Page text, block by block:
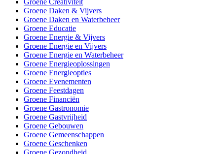
Groene Creativiteit
Groene Daken & Vijvers
Groene Daken en Waterbeheer
Groene Educatie
Groene Energie & Vijvers
Groene Energie en Vijvers
Groene Energie en Waterbeheer
Groene Energieoplossingen
Groene Energieopties
Groene Evenementen
Groene Feestdagen
Groene Financiën
Groene Gastronomie
Groene Gastvrijheid
Groene Gebouwen
Groene Gemeenschappen
Groene Geschenken